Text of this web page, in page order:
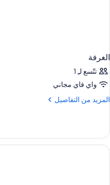
الغرفة
تتّسع لـِ 1
واي فاي مجاني
المزيد من التفاصيل
المزيد
الغرفة